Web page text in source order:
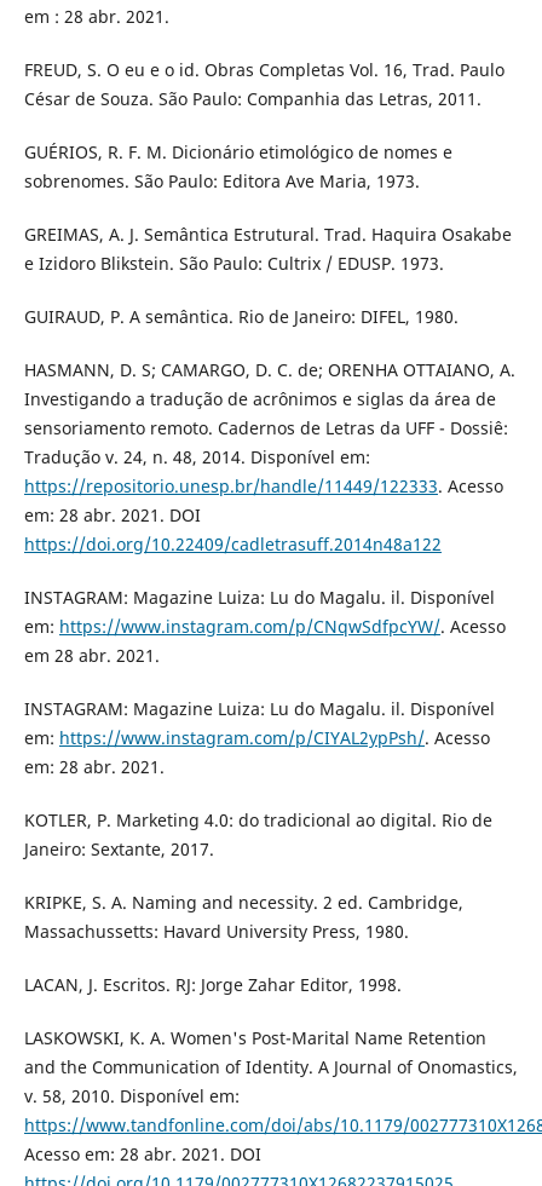
em : 28 abr. 2021.
FREUD, S. O eu e o id. Obras Completas Vol. 16, Trad. Paulo
César de Souza. São Paulo: Companhia das Letras, 2011.
GUÉRIOS, R. F. M. Dicionário etimológico de nomes e
sobrenomes. São Paulo: Editora Ave Maria, 1973.
GREIMAS, A. J. Semântica Estrutural. Trad. Haquira Osakabe
e Izidoro Blikstein. São Paulo: Cultrix / EDUSP. 1973.
GUIRAUD, P. A semântica. Rio de Janeiro: DIFEL, 1980.
HASMANN, D. S; CAMARGO, D. C. de; ORENHA OTTAIANO, A.
Investigando a tradução de acrônimos e siglas da área de
sensoriamento remoto. Cadernos de Letras da UFF - Dossiê:
Tradução v. 24, n. 48, 2014. Disponível em:
https://repositorio.unesp.br/handle/11449/122333. Acesso
em: 28 abr. 2021. DOI
https://doi.org/10.22409/cadletrasuff.2014n48a122
INSTAGRAM: Magazine Luiza: Lu do Magalu. il. Disponível
em: https://www.instagram.com/p/CNqwSdfpcYW/. Acesso
em 28 abr. 2021.
INSTAGRAM: Magazine Luiza: Lu do Magalu. il. Disponível
em: https://www.instagram.com/p/CIYAL2ypPsh/. Acesso
em: 28 abr. 2021.
KOTLER, P. Marketing 4.0: do tradicional ao digital. Rio de
Janeiro: Sextante, 2017.
KRIPKE, S. A. Naming and necessity. 2 ed. Cambridge,
Massachussetts: Havard University Press, 1980.
LACAN, J. Escritos. RJ: Jorge Zahar Editor, 1998.
LASKOWSKI, K. A. Women's Post-Marital Name Retention
and the Communication of Identity. A Journal of Onomastics,
v. 58, 2010. Disponível em:
https://www.tandfonline.com/doi/abs/10.1179/
Acesso em: 28 abr. 2021. DOI